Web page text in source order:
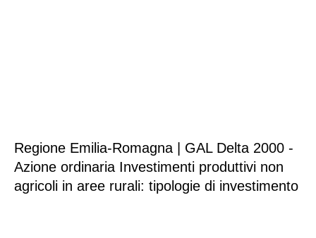
Regione Emilia-Romagna | GAL Delta 2000 -
Azione ordinaria Investimenti produttivi non
agricoli in aree rurali: tipologie di investimento